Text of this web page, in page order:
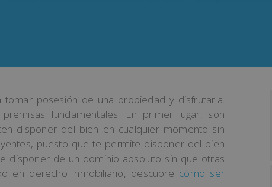
tomar posesión de una propiedad y disfrutarla.
fundamentales. En primer lugar, son
disponer del bien en cualquier momento sin
puesto que te permite disponer del bien
disponer de un dominio absoluto sin que otras
en derecho inmobiliario, descubre cómo ser